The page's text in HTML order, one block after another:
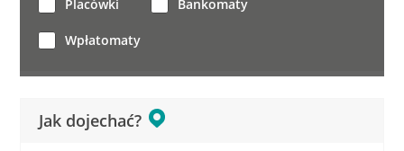
Jak dojechać?
Placówki Bankomaty
Wpłatomaty